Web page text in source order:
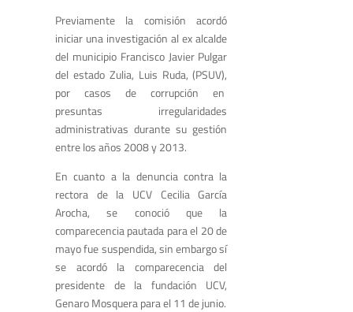
Previamente la comisión acordó
iniciar una investigación al ex alcalde
del municipio Francisco Javier Pulgar
del estado Zulia, Luis Ruda, (PSUV),
por casos de corrupción en
presuntas irregularidades
administrativas durante su gestión
entre los años 2008 y 2013.
En cuanto a la denuncia contra la
rectora de la UCV Cecilia García
Arocha, se conoció que la
comparecencia pautada para el 20 de
mayo fue suspendida, sin embargo sí
se acordó la comparecencia del
presidente de la fundación UCV,
Genaro Mosquera para el 11 de junio.